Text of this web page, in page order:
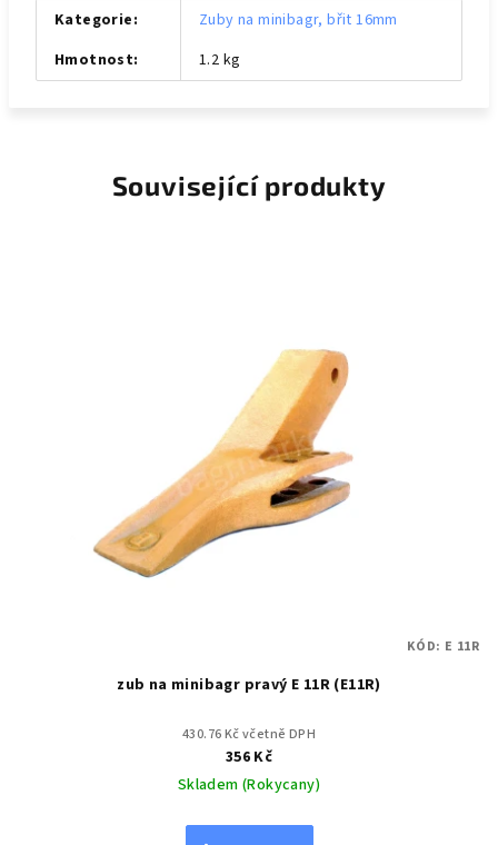
Kategorie:
Zuby na minibagr, břit 16mm
Hmotnost: 1.2 kg
Související produkty
zub na minibagr pravý E 11R (E11R)
430.76 Kč včetně DPH
356 Kč
Skladem (Rokycany)
KÓD: E 11R